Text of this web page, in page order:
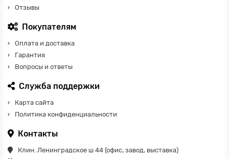
Отзывы
Покупателям
Оплата и доставка
Гарантия
Вопросы и ответы
Служба поддержки
Карта сайта
Политика конфиденциальности
Контакты
Клин. Ленинградское ш 44 (офис, завод, выставка)